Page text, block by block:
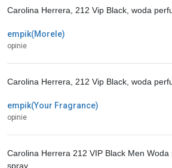
empik(Morele)
opinie
Carolina Herrera, 212 Vip Black, woda
empik(Your Fragrance)
opinie
Carolina Herrera, 212 Vip Black, woda
Carolina Herrera 212 VIP Black Men
spray